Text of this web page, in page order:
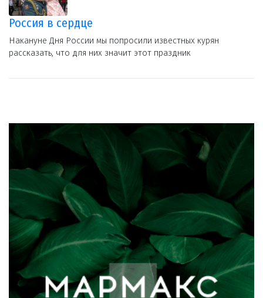
Россия в сердце
Накануне Дня России мы попросили известных курян
рассказать, что для них значит этот праздник